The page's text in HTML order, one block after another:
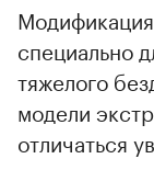
специально
тяжелого
модели
отличаться